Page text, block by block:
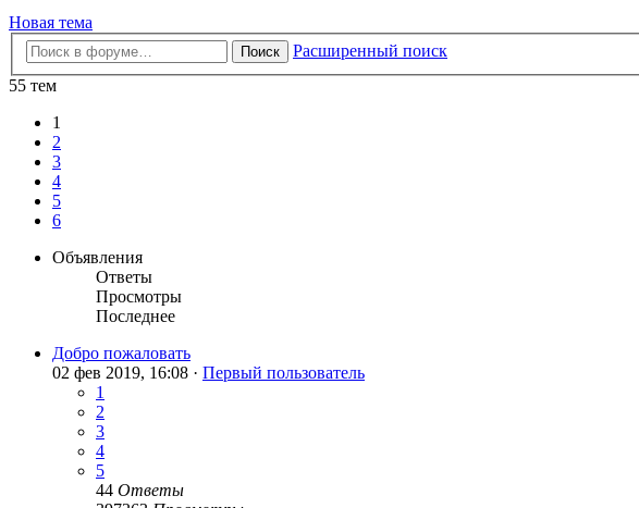
Новая тема
Поиск
Расширенный поиск
55 тем
1
2
3
4
5
6
Объявления
Ответы
Просмотры
Последнее
Добро пожаловать
02 фев 2019, 16:08 · Первый пользователь
1
2
3
4
5
44 Ответы